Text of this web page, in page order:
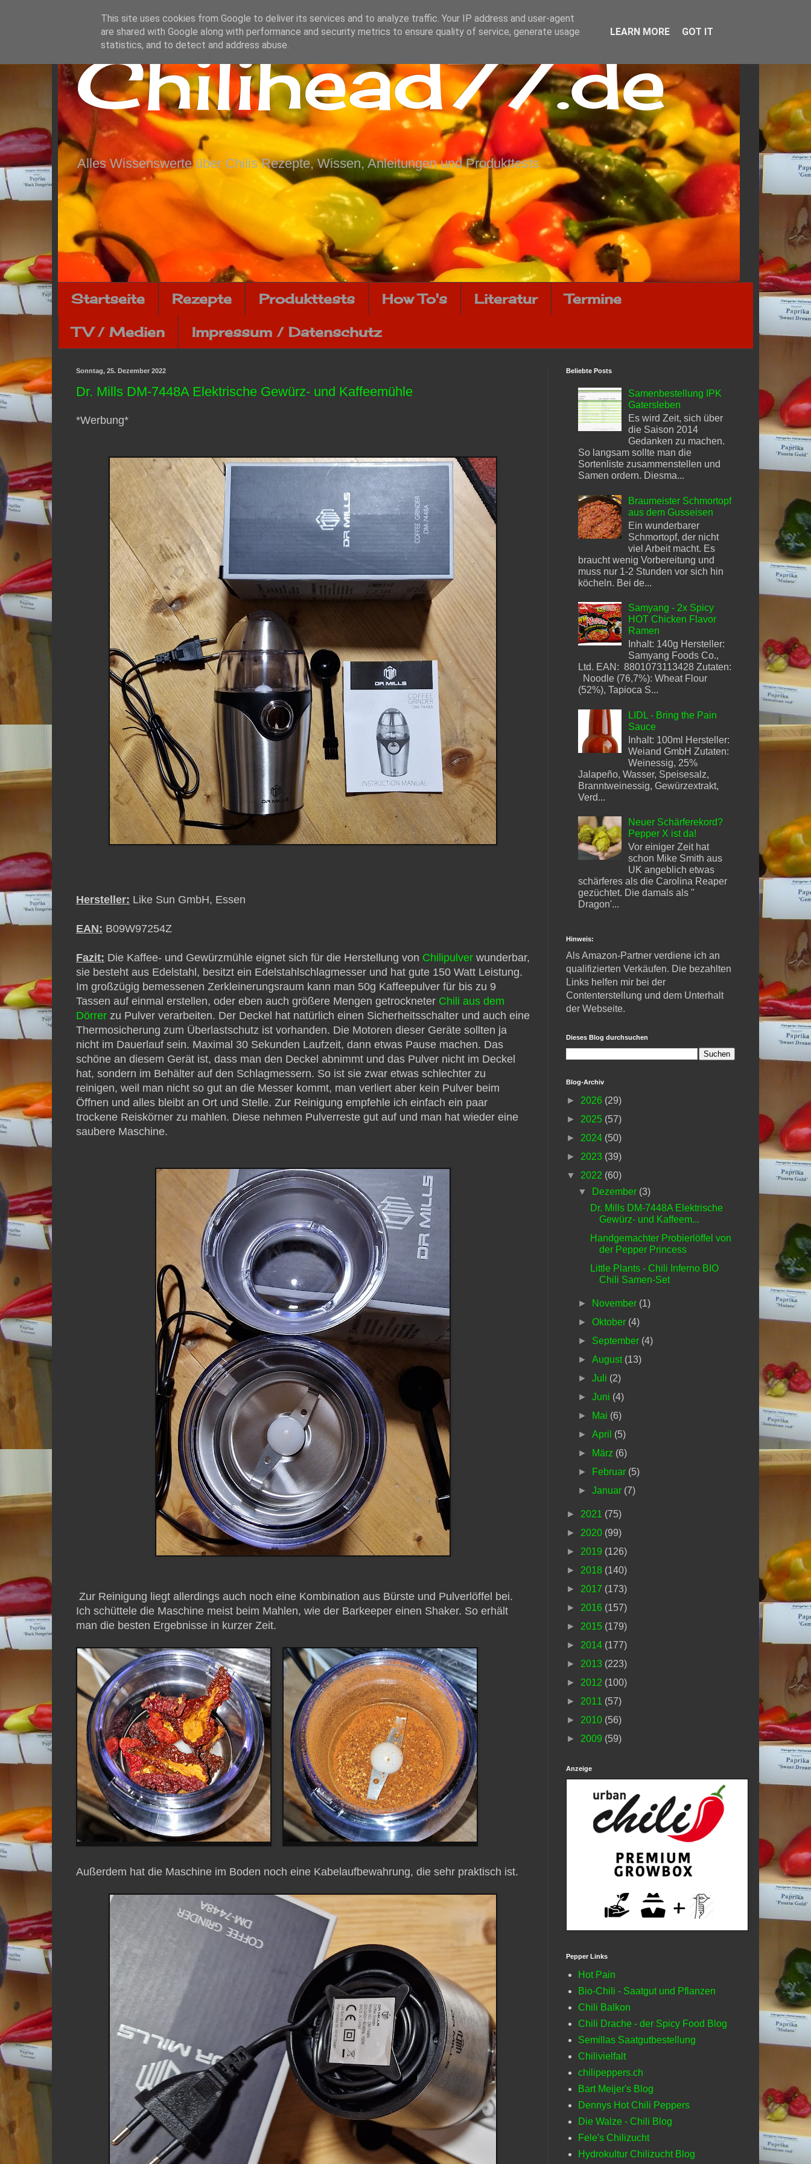
Chilihead77.de
Alles Wissenswerte über Chilis Rezepte, Wissen, Anleitungen und Produkttests
Startseite Rezepte Produkttests How To's Literatur Termine
TV / Medien Impressum / Datenschutz
Sonntag, 25. Dezember 2022
Dr. Mills DM-7448A Elektrische Gewürz- und Kaffeemühle
*Werbung*
Hersteller: Like Sun GmbH, Essen
EAN: B09W97254Z
Fazit: Die Kaffee- und Gewürzmühle eignet sich für die Herstellung von Chilipulver wunderbar,
sie besteht aus Edelstahl, besitzt ein Edelstahlschlagmesser und hat gute 150 Watt Leistung.
Im großzügig bemessenen Zerkleinerungsraum kann man 50g Kaffeepulver für bis zu 9
Tassen auf einmal erstellen, oder eben auch größere Mengen getrockneter Chili aus dem
Dörrer zu Pulver verarbeiten. Der Deckel hat natürlich einen Sicherheitsschalter und auch eine
Thermosicherung zum Überlastschutz ist vorhanden. Die Motoren dieser Geräte sollten ja
nicht im Dauerlauf sein. Maximal 30 Sekunden Laufzeit, dann etwas Pause machen. Das
schöne an diesem Gerät ist, dass man den Deckel abnimmt und das Pulver nicht im Deckel
hat, sondern im Behälter auf den Schlagmessern. So ist sie zwar etwas schlechter zu
reinigen, weil man nicht so gut an die Messer kommt, man verliert aber kein Pulver beim
Öffnen und alles bleibt an Ort und Stelle. Zur Reinigung empfehle ich einfach ein paar
trockene Reiskörner zu mahlen. Diese nehmen Pulverreste gut auf und man hat wieder eine
saubere Maschine.
Zur Reinigung liegt allerdings auch noch eine Kombination aus Bürste und Pulverlöffel bei.
Ich schüttele die Maschine meist beim Mahlen, wie der Barkeeper einen Shaker. So erhält
man die besten Ergebnisse in kurzer Zeit.
Außerdem hat die Maschine im Boden noch eine Kabelaufbewahrung, die sehr praktisch ist.
Beliebte Posts
Samenbestellung IPK
Gatersleben
Es wird Zeit, sich über
die Saison 2014
Gedanken zu machen.
So langsam sollte man die
Sortenliste zusammenstellen und
Samen ordern. Diesma...
Braumeister Schmortopf
aus dem Gusseisen
Ein wunderbarer
Schmortopf, der nicht
viel Arbeit macht. Es
braucht wenig Vorbereitung und
muss nur 1-2 Stunden vor sich hin
köcheln. Bei de...
Samyang - 2x Spicy
HOT Chicken Flavor
Ramen
Inhalt: 140g Hersteller:
Samyang Foods Co.,
Ltd. EAN: 8801073113428 Zutaten:
Noodle (76,7%): Wheat Flour
(52%), Tapioca S...
LIDL - Bring the Pain
Sauce
Inhalt: 100ml Hersteller:
Weiand GmbH Zutaten:
Weinessig, 25%
Jalapeño, Wasser, Speisesalz,
Branntweinessig, Gewürzextrakt,
Verd...
Neuer Schärferekord?
Pepper X ist da!
Vor einiger Zeit hat
schon Mike Smith aus
UK angeblich etwas
schärferes als die Carolina Reaper
gezüchtet. Die damals als "
Dragon'...
Hinweis:
Als Amazon-Partner verdiene ich an
qualifizierten Verkäufen. Die bezahlten
Links helfen mir bei der
Contenterstellung und dem Unterhalt
der Webseite.
Dieses Blog durchsuchen
Blog-Archiv
► 2026 (29)
► 2025 (57)
► 2024 (50)
► 2023 (39)
▼ 2022 (60)
▼
Dezember (3)
Dr. Mills DM-7448A Elektrische
Gewürz- und Kaffeem...
Handgemachter Probierlöffel von
der Pepper Princess
Little Plants - Chili Inferno BIO
Chili Samen-Set
► November (1)
►Oktober (4)
► September (4)
►August (13)
►Juli (2)
►Juni (4)
►
Mai (6)
►April (5)
►
März (6)
►
Februar (5)
►Januar (7)
► 2021 (75)
► 2020 (99)
► 2019 (126)
► 2018 (140)
► 2017 (173)
► 2016 (157)
► 2015 (179)
► 2014 (177)
► 2013 (223)
► 2012 (100)
► 2011 (57)
► 2010 (56)
► 2009 (59)
Anzeige
Pepper Links
Hot Pain
Bio-Chili - Saatgut und Pflanzen
Chili Balkon
Chili Drache - der Spicy Food Blog
Semillas Saatgutbestellung
Chilivielfalt
chilipeppers.ch
Bart Meijer's Blog
Dennys Hot Chili Peppers
Die Walze - Chili Blog
Fele's Chilizucht
Hydrokultur Chilizucht Blog
This site uses cookies from Google to deliver its services and to analyze traffic. Your IP address and user-agent
are shared with Google along with performance and security metrics to ensure quality of service, generate usage
statistics, and to detect and address abuse.
LEARN MORE GOT IT